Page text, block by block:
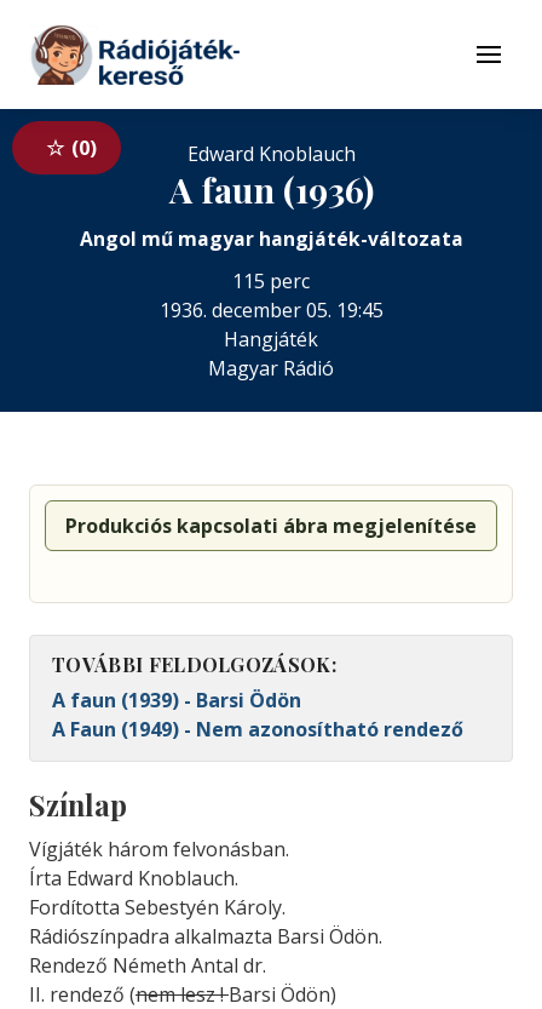
Tovább a tartalomhoz
Menü
0 Edward Knoblauch
A faun (1936)
Angol mű magyar hangjáték-változata
115 perc
1936. december 05. 19:45
Hangjáték
Magyar Rádió
Produkciós kapcsolati ábra megjelenítése
TOVÁBBI FELDOLGOZÁSOK:
A faun (1939) - Barsi Ödön
A Faun (1949) - Nem azonosítható rendező
Színlap
Vígjáték három felvonásban.
Írta Edward Knoblauch.
Fordította Sebestyén Károly.
Rádiószínpadra alkalmazta Barsi Ödön.
Rendező Németh Antal dr.
II. rendező (nem lesz !Barsi Ödön)